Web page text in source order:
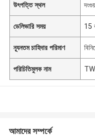
উৎপত্তি স্থল
ডেলিভারি সময় 15
ন্যূনতম চাহিদার পরিমাণ
পরিচিতিমুলক নাম
আমাদের সম্পর্কে